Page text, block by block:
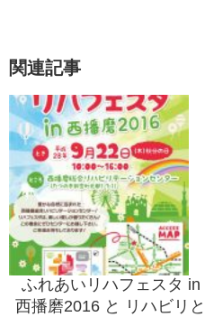
関連記事
ふれあいリハフェスタ in
西播磨2016 と リハビリと